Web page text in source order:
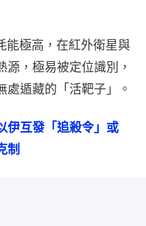
能極高，在紅外衛星與
，極易被定位識別，
遁藏的「活靶子」。
伊互發「追殺令」或
制